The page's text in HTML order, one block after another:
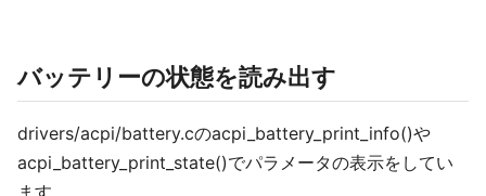
バッテリーの状態を読み出す
drivers/acpi/battery.cのacpi_battery_print_info()や
acpi_battery_print_state()でパラメータの表示をしてい
ます。